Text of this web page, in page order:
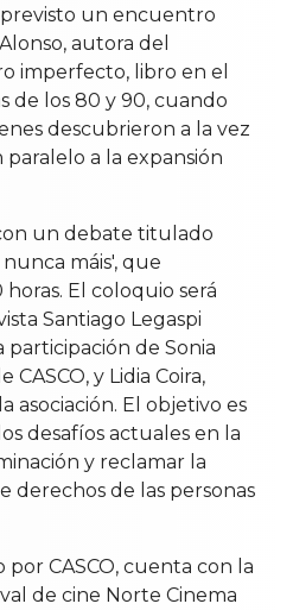
previsto un encuentro
autora del
imperfecto, libro en el
de los 80 y 90, cuando
descubrieron a la vez
a la expansión
un debate titulado
máis', que
horas. El coloquio será
Santiago Legaspi
participación de Sonia
y Lidia Coira,
asociación. El objetivo es
desafíos actuales en la
y reclamar la
derechos de las personas
CASCO, cuenta con la
de cine Norte Cinema